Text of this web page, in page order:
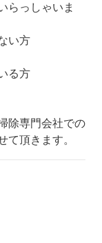
らっしゃいま
い方
る方
除専門会社での
て頂きます。